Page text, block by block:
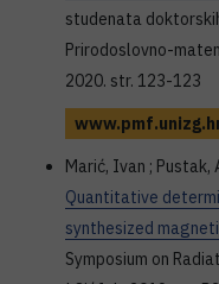
studenata
Prirodoslovno-
2020. str. 123-123
Marić, Ivan ; Pustak,
Quantitative
synthesized
Symposium on